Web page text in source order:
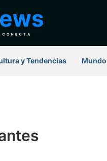
y Tendencias Mundo